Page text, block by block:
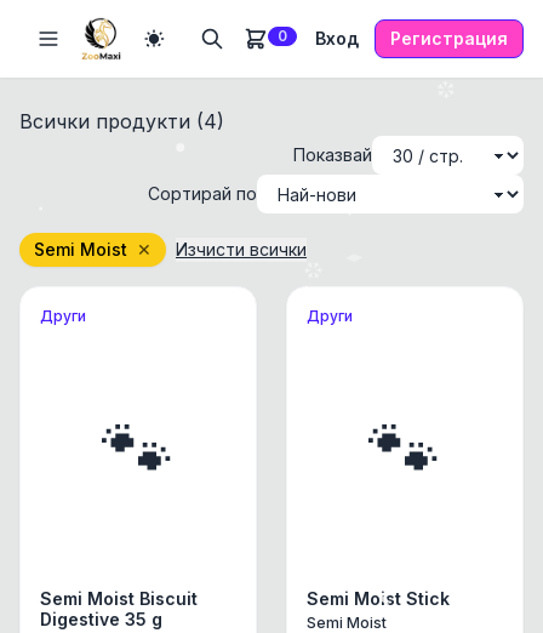
0 Вход Регистрация
Всички продукти (4)
Показвай
Сортирай по
Semi Moist ✕ Изчисти всички
Други
🐾
Semi Moist Biscuit
Digestive 35 g
Други
🐾
Semi Moist Stick
Semi Moist